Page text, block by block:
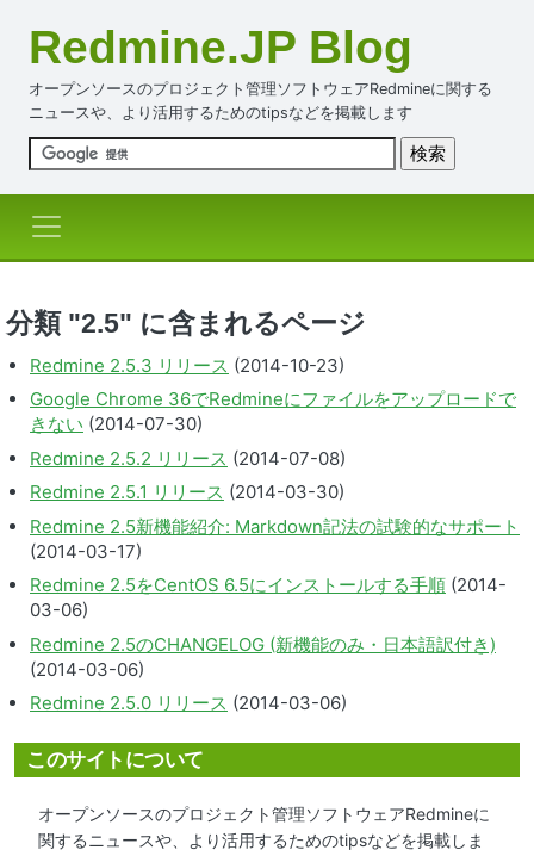
Redmine.JP Blog
オープンソースのプロジェクト管理ソフトウェアRedmineに関する
ニュースや、より活用するためのtipsなどを掲載します
分類 "2.5" に含まれるページ
Redmine 2.5.3 リリース (2014-10-23)
Google Chrome 36でRedmineにファイルをアップロードで
きない (2014-07-30)
Redmine 2.5.2 リリース (2014-07-08)
Redmine 2.5.1 リリース (2014-03-30)
Redmine 2.5新機能紹介: Markdown記法の試験的なサポート
(2014-03-17)
Redmine 2.5をCentOS 6.5にインストールする手順 (2014-
03-06)
Redmine 2.5のCHANGELOG (新機能のみ・日本語訳付き)
(2014-03-06)
Redmine 2.5.0 リリース (2014-03-06)
このサイトについて
オープンソースのプロジェクト管理ソフトウェアRedmineに
関するニュースや、より活用するためのtipsなどを掲載しま